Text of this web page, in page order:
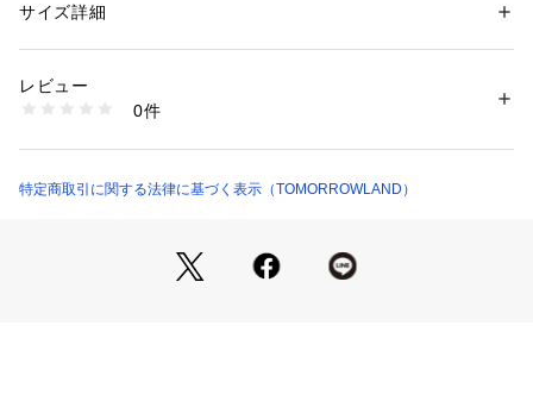
用いただけます。
ラペルカラーやポケットの編みテクニック、ボタンバランスな
ど細部にまでこだわって仕上げています。
性別：メンズ
素材：コットン100％
洗濯：手洗い、漂白不可、タンブル乾燥不可、自然乾燥、アイロン仕上げ
可、ドライ可、ウエットクリーニング可
商品番号：1095000005978 （モール）
サイズ詳細
レビュー
0件
特定商取引に関する法律に基づく表示（TOMORROWLAND）